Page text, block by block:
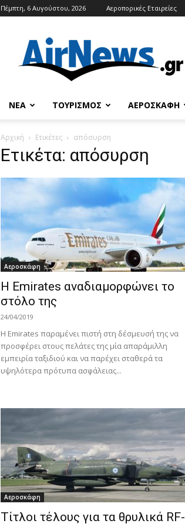
Πέμπτη, 6 Αυγούστου, 2026 Αεροπορικές Εταιρείες
ΝΈΑ ΤΟΥΡΙΣΜΌΣ ΑΕΡΟΣΚΆΦΗ
Αρχική Ετικέτες απόσυρση
Ετικέτα: απόσυρση
Αεροσκάφη
H Emirates αναδιαμορφώνει το
στόλο της
24/04/2019
Η Emirates παραμένει πιστή στη δέσμευσή της να
προσφέρει στους πελάτες της μία απαράμιλλη
εμπειρία ταξιδιού και να παρέχει σταθερά τα
υψηλότερα πρότυπα ασφάλειας...
Αεροσκάφη
Τίτλοι τέλους για τα θρυλικά RF-